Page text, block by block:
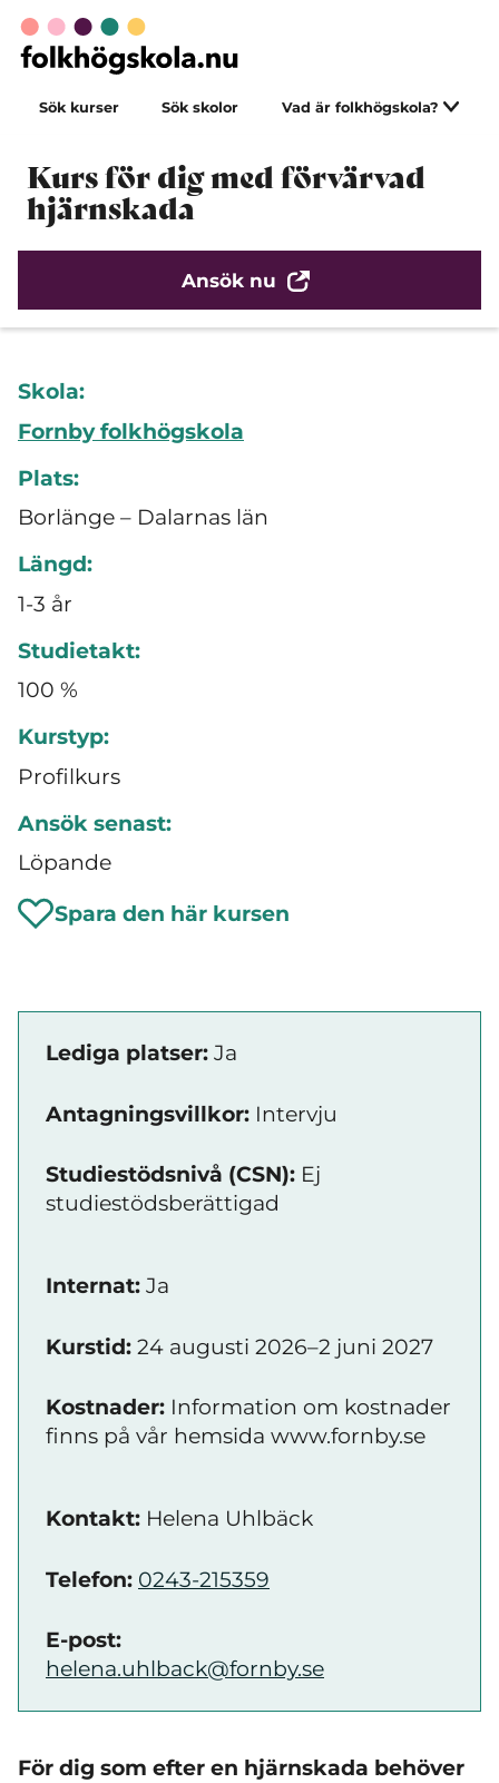
Sök kurser Sök skolor Vad är folkhögskola?
Kurs för dig med förvärvad
hjärnskada
Ansök nu
Skola:
Fornby folkhögskola
Plats:
Borlänge – Dalarnas län
Längd:
1-3 år
Studietakt:
100 %
Kurstyp:
Profilkurs
Ansök senast:
Löpande
Spara den här kursen
Lediga platser: Ja
Antagningsvillkor: Intervju
Studiestödsnivå (CSN): Ej
studiestödsberättigad
Internat: Ja
Kurstid: 24 augusti 2026–2 juni 2027
Kostnader: Information om kostnader
finns på vår hemsida www.fornby.se
Kontakt: Helena Uhlbäck
Telefon: 0243-215359
E-post:
helena.uhlback@fornby.se
För dig som efter en hjärnskada behöver